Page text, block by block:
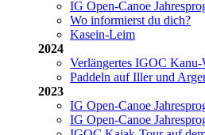
IG Open-Canoe
Wo informierst du dich?
Kasein-Leim
2024
Verlängertes IGOC Kanu-
Paddeln auf Iller und
2023
IG Open-Canoe
IG Open-Canoe